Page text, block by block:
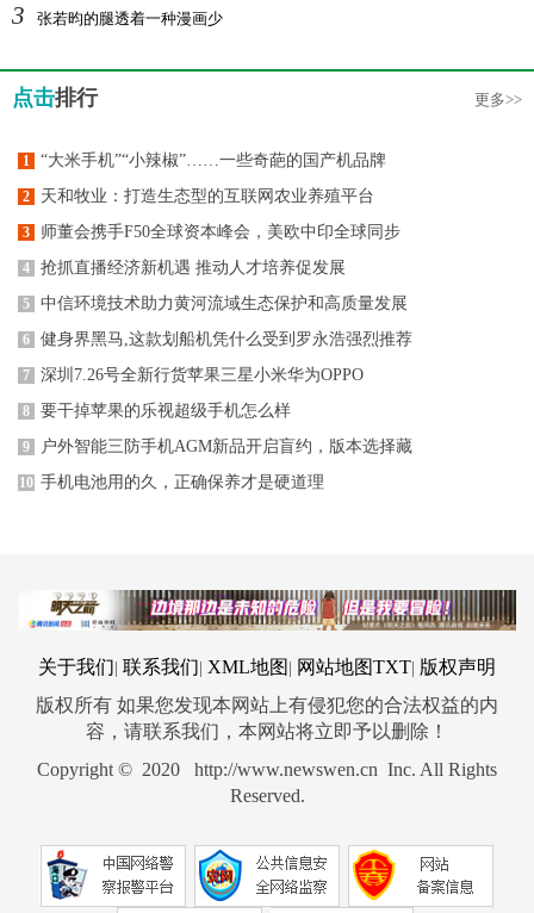
3 张若昀的腿透着一种漫画少
点击排行 更多>>
1 “大米手机”“小辣椒”……一些奇葩的国产机品牌
2 天和牧业：打造生态型的互联网农业养殖平台
3 师董会携手F50全球资本峰会，美欧中印全球同步
4 抢抓直播经济新机遇 推动人才培养促发展
5 中信环境技术助力黄河流域生态保护和高质量发展
6 健身界黑马,这款划船机凭什么受到罗永浩强烈推荐
7 深圳7.26号全新行货苹果三星小米华为OPPO
8 要干掉苹果的乐视超级手机怎么样
9 户外智能三防手机AGM新品开启盲约，版本选择藏
10 手机电池用的久，正确保养才是硬道理
关于我们 联系我们 XML地图 网站地图TXT 版权声明
版权所有 如果您发现本网站上有侵犯您的合法权益的内
容，请联系我们，本网站将立即予以删除！
Copyright © 2020 http://www.newswen.cn Inc. All Rights
Reserved.